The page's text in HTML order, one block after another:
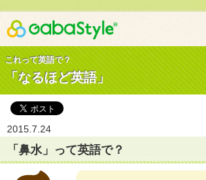
Gaba Style 無料で
これって英語で？
「なるほど英語」
2015.7.24
「鼻水」って英語で？